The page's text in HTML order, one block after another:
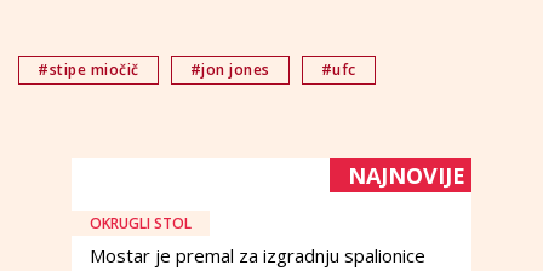
#stipe miočič #jon jones #ufc
NAJNOVIJE
OKRUGLI STOL
Mostar je premal za izgradnju spalionice